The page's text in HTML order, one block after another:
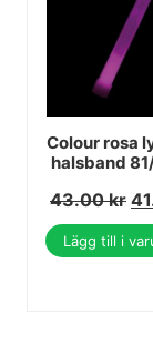
Colour rosa
halsband
43.00kr
Lägg till i